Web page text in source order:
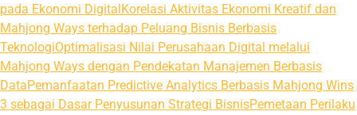
pada Ekonomi DigitalKorelasi Aktivitas Ekonomi Kreatif dan
Mahjong Ways terhadap Peluang Bisnis Berbasis
TeknologiOptimalisasi Nilai Perusahaan Digital melalui
Mahjong Ways dengan Pendekatan Manajemen Berbasis
DataPemanfaatan Predictive Analytics Berbasis Mahjong Wins
3 sebagai Dasar Penyusunan Strategi BisnisPemetaan Perilaku